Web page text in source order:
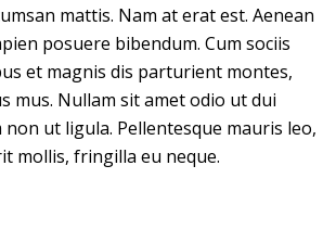
mattis. Nam at erat est. Aenean
posuere bibendum. Cum sociis
et magnis dis parturient montes,
mus. Nullam sit amet odio ut dui
ut ligula. Pellentesque mauris leo,
mollis, fringilla eu neque.